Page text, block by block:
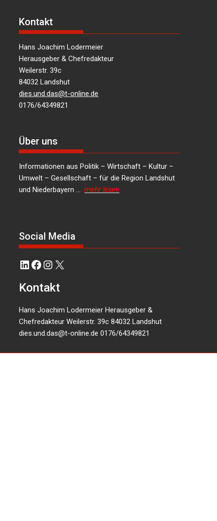
Kontakt
Hans Joachim Lodermeier
Herausgeber & Chefredakteur
Weilerstr. 39c
84032 Landshut
dies.und.das@t-online.de
0176/64349821
Über uns
Informationen aus Politik – Wirtschaft – Kultur –
Umwelt – Gesellschaft – für die Region Landshut
und Niederbayern …mehr lesen
Social Media
LinkedIn
Facebook
Instagram
X
Kontakt
Hans Joachim Lodermeier Herausgeber &
Chefredakteur Weilerstr. 39c 84032 Landshut
dies.und.das@t-online.de 0176/64349821